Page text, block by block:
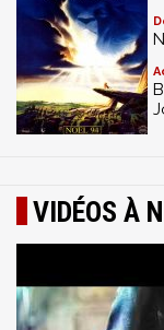
VIDÉOS À